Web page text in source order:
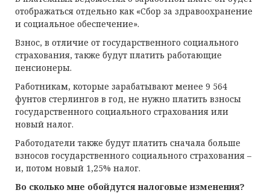
отображаться отдельно как «Сбор за здравоохранение
и социальное обеспечение».
Взнос, в отличие от государственного социального
страхования, также будут платить работающие
пенсионеры.
Работникам, которые зарабатывают менее 9 564
фунтов стерлингов в год, не нужно платить взносы
государственного социального страхования или
новый налог.
Работодатели также будут платить сначала больше
взносов государственного социального страхования –
и, потом новый 1,25% налог.
Во сколько мне обойдутся налоговые изменения?